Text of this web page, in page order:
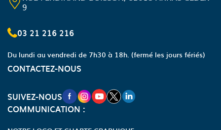
9
03 21 216 216
Du lundi au vendredi de 7h30 à 18h. (fermé les jours fériés)
CONTACTEZ-NOUS
SUIVEZ-NOUSNOUVELLE FENÊTRE VERS LA PAGE
NOUVELLE FENÊTRE VERS LA
NOUVELLE FENÊTRE VERS LA
NOUVELLE FENÊTRE VERS
NOUVELLE FENÊTRE
COMMUNICATION :